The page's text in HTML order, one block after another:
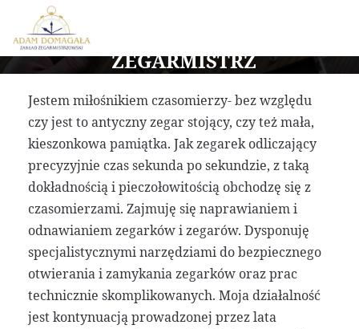
ZEGARMISTRZ
Jestem miłośnikiem czasomierzy- bez względu
czy jest to antyczny zegar stojący, czy też mała,
kieszonkowa pamiątka. Jak zegarek odliczający
precyzyjnie czas sekunda po sekundzie, z taką
dokładnością i pieczołowitością obchodzę się z
czasomierzami. Zajmuję się naprawianiem i
odnawianiem zegarków i zegarów. Dysponuję
specjalistycznymi narzędziami do bezpiecznego
otwierania i zamykania zegarków oraz prac
technicznie skomplikowanych. Moja działalność
jest kontynuacją prowadzonej przez lata